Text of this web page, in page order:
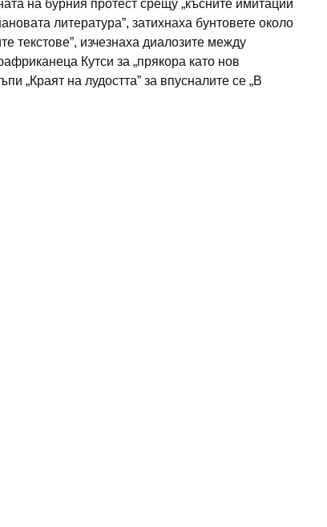
на бурния протест срещу „късните имитации
литература”, затихнаха бунтовете около
текстове”, изчезнаха диалозите между
Кутси за „прякора като нов
„Краят на лудостта” за впусналите се „В